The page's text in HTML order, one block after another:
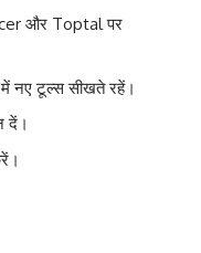
और Toptal पर
नए टूल्स सीखते रहें।
दें।